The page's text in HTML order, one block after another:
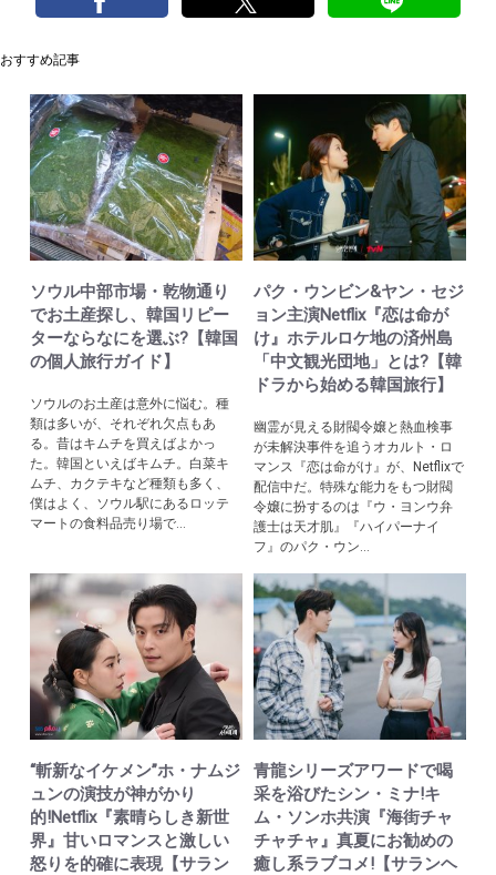
おすすめ記事
ソウル中部市場・乾物通り
でお土産探し、韓国リピー
ターならなにを選ぶ?【韓国
の個人旅行ガイド】
ソウルのお土産は意外に悩む。種
類は多いが、それぞれ欠点もあ
る。昔はキムチを買えばよかっ
た。韓国といえばキムチ。白菜キ
ムチ、カクテキなど種類も多く、
僕はよく、ソウル駅にあるロッテ
マートの食料品売り場で...
パク・ウンビン&ヤン・セジ
ョン主演Netflix『恋は命が
け』ホテルロケ地の済州島
「中文観光団地」とは?【韓
ドラから始める韓国旅行】
幽霊が見える財閥令嬢と熱血検事
が未解決事件を追うオカルト・ロ
マンス『恋は命がけ』が、Netflixで
配信中だ。特殊な能力をもつ財閥
令嬢に扮するのは『ウ・ヨンウ弁
護士は天才肌』『ハイパーナイ
フ』のパク・ウン...
“斬新なイケメン”ホ・ナムジ
ュンの演技が神がかり
的!Netflix『素晴らしき新世
界』甘いロマンスと激しい
怒りを的確に表現【サラン
青龍シリーズアワードで喝
采を浴びたシン・ミナ!キ
ム・ソンホ共演『海街チャ
チャチャ』真夏にお勧めの
癒し系ラブコメ!【サランヘ